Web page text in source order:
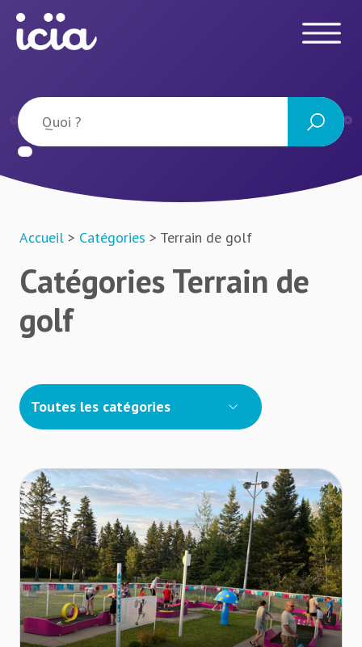
Accueil > Catégories > Terrain de golf
Catégories Terrain de
golf
Toutes les catégories